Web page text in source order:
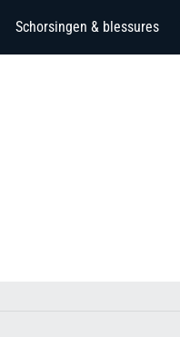
Schorsingen & blessures